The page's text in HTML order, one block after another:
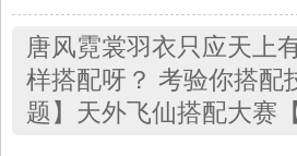
唐风霓裳羽衣只应天上
样搭配呀？ 考验你搭配
题】天外飞仙搭配大赛